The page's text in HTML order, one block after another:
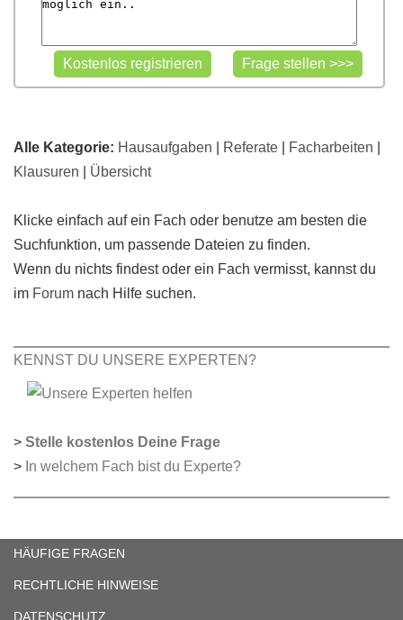
Alle Kategorie: Hausaufgaben Referate Facharbeiten
Klausuren
Übersicht
Klicke einfach auf ein Fach oder benutze am besten die
Suchfunktion, um passende Dateien zu finden.
Wenn du nichts findest oder ein Fach vermisst, kannst du
im Forum nach Hilfe suchen.
KENNST DU UNSERE EXPERTEN?
> Stelle kostenlos Deine Frage
> In welchem Fach bist du Experte?
HÄUFIGE FRAGEN
RECHTLICHE HINWEISE
DATENSCHUTZ